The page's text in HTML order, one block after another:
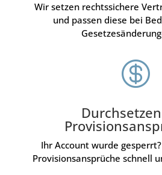
Wir setzen rechtssichere
und passen diese bei

Ihr Account wurde
Provisionsansprüche schnell